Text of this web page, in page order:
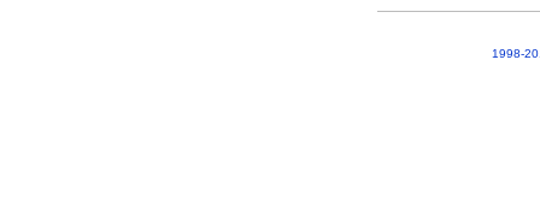
1998-